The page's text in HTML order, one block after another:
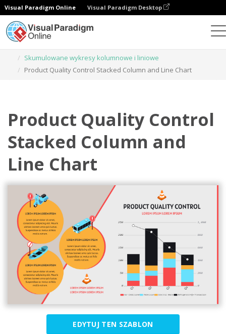
Visual Paradigm Online Visual Paradigm Desktop
Skumulowane wykresy kolumnowe i liniowe
Product Quality Control Stacked Column and Line Chart
Product Quality Control
Stacked Column and
Line Chart
EDYTUJ TEN SZABLON